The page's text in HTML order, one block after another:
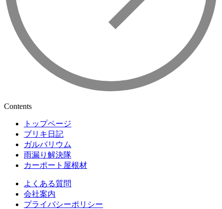
Contents
トップページ
ブリキ日記
ガルバリウム
雨漏り解決隊
カーポート屋根材
よくある質問
会社案内
プライバシーポリシー